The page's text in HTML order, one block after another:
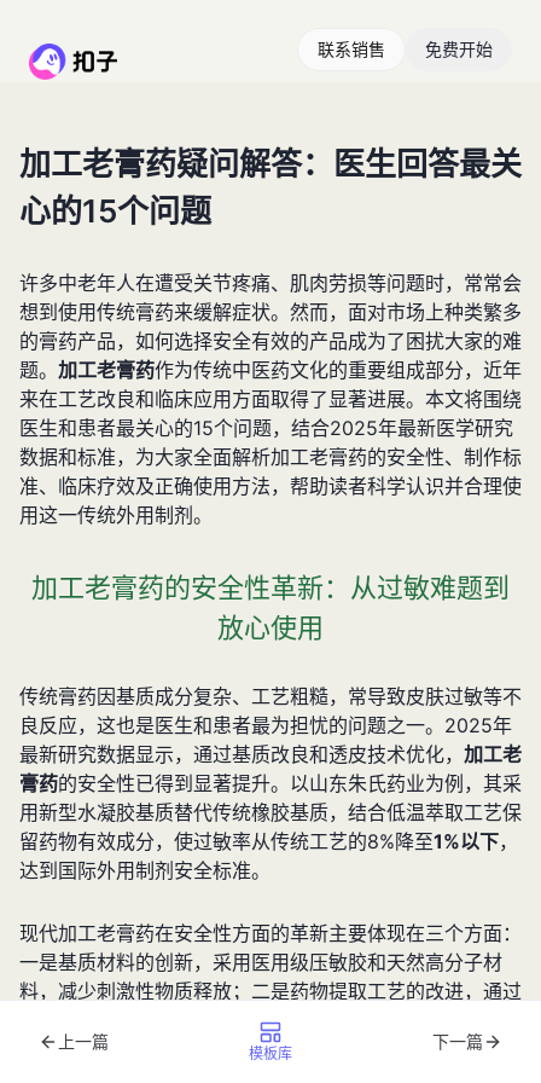
联系销售 免费开始
加工老膏药疑问解答：医生回答最关
心的15个问题
许多中老年人在遭受关节疼痛、肌肉劳损等问题时，常常会
想到使用传统膏药来缓解症状。然而，面对市场上种类繁多
的膏药产品，如何选择安全有效的产品成为了困扰大家的难
题。 加工老膏药作为传统中医药文化的重要组成部分，近年
来在工艺改良和临床应用方面取得了显著进展。本文将围绕
医生和患者最关心的15个问题，结合2025年最新医学研究
数据和标准，为大家全面解析加工老膏药的安全性、制作标
准、临床疗效及正确使用方法，帮助读者科学认识并合理使
用这一传统外用制剂。
加工老膏药的安全性革新：从过敏难题到
放心使用
传统膏药因基质成分复杂、工艺粗糙，常导致皮肤过敏等不
良反应，这也是医生和患者最为担忧的问题之一。2025年
最新研究数据显示，通过基质改良和透皮技术优化， 加工老
膏药的安全性已得到显著提升。以山东朱氏药业为例，其采
用新型水凝胶基质替代传统橡胶基质，结合低温萃取工艺保
留药物有效成分，使过敏率从传统工艺的8%降至1%以下，
达到国际外用制剂安全标准。
现代加工老膏药在安全性方面的革新主要体现在三个方面：
一是基质材料的创新，采用医用级压敏胶和天然高分子材
料，减少刺激性物质释放；二是药物提取工艺的改进，通过
超临界CO₂萃取技术降低杂质含量；三是透皮吸收系统的优
化，运用纳米级药物载体技术，提高有效成分利用率的同时
上一篇
模板库
下一篇